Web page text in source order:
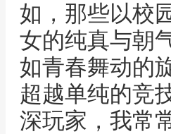
如，那些以校
女的纯真与朝
如青春舞动的
超越单纯的竞
深玩家，我常